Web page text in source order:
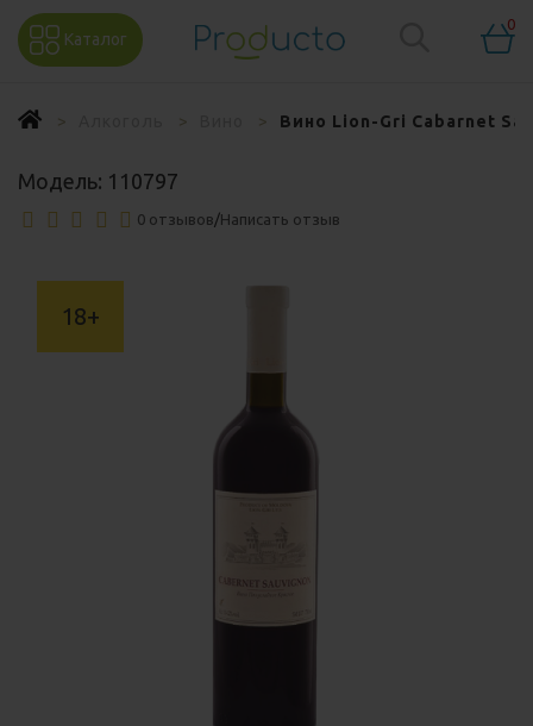
Каталог
0
Вино Lion-Gri Cabarnet
Модель: 110797
0 отзывов/Написать отзыв
18+